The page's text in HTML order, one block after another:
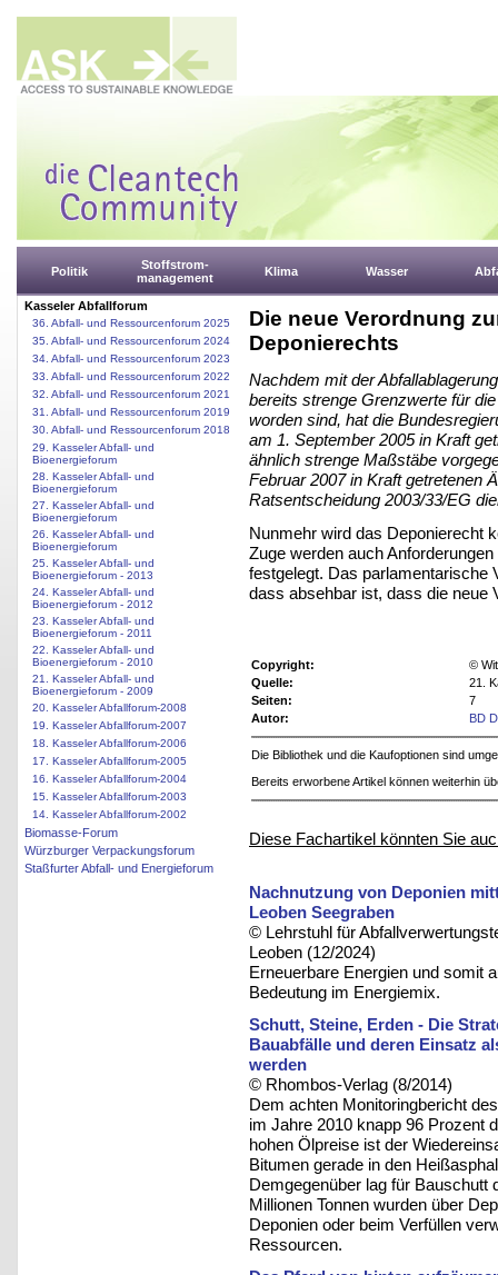
Politik
Stoffstrom-
management
Klima Wasser
Kasseler Abfallforum
36. Abfall- und Ressourcenforum 2025
35. Abfall- und Ressourcenforum 2024
34. Abfall- und Ressourcenforum 2023
33. Abfall- und Ressourcenforum 2022
32. Abfall- und Ressourcenforum 2021
31. Abfall- und Ressourcenforum 2019
30. Abfall- und Ressourcenforum 2018
29. Kasseler Abfall- und
Bioenergieforum
28. Kasseler Abfall- und
Bioenergieforum
27. Kasseler Abfall- und
Bioenergieforum
26. Kasseler Abfall- und
Bioenergieforum
25. Kasseler Abfall- und
Bioenergieforum - 2013
24. Kasseler Abfall- und
Bioenergieforum - 2012
23. Kasseler Abfall- und
Bioenergieforum - 2011
22. Kasseler Abfall- und
Bioenergieforum - 2010
21. Kasseler Abfall- und
Bioenergieforum - 2009
20. Kasseler Abfallforum-2008
19. Kasseler Abfallforum-2007
18. Kasseler Abfallforum-2006
17. Kasseler Abfallforum-2005
16. Kasseler Abfallforum-2004
15. Kasseler Abfallforum-2003
14. Kasseler Abfallforum-2002
Biomasse-Forum
Würzburger Verpackungsforum
Staßfurter Abfall- und Energieforum
Die neue Verordnung
Deponierechts
Nachdem mit der
bereits strenge Grenzwerte für
worden sind, hat die
am 1. September 2005 in Kraft
ähnlich strenge Maßstäbe
Februar 2007 in Kraft getretenen
Ratsentscheidung 2003/33/EG
Nunmehr wird das Deponierecht
Zuge werden auch
festgelegt. Das parlamentarische
dass absehbar ist, dass die neue
Copyright:
©
Quelle:
21.
Seiten:
7
Autor:
BD
Die Bibliothek und die Kaufoptionen sind
Bereits erworbene Artikel können weiterhin
Diese Fachartikel könnten Sie
Nachnutzung von Deponien
Leoben Seegraben
© Lehrstuhl für
Leoben (12/2024)
Erneuerbare Energien und somit
Bedeutung im Energiemix.
Schutt, Steine, Erden - Die
Bauabfälle und deren Einsatz
werden
© Rhombos-Verlag (8/2014)
Dem achten Monitoringbericht
im Jahre 2010 knapp 96 Prozent
hohen Ölpreise ist der
Bitumen gerade in den
Demgegenüber lag für Bauschutt
Millionen Tonnen wurden über
Deponien oder beim Verfüllen
Ressourcen.